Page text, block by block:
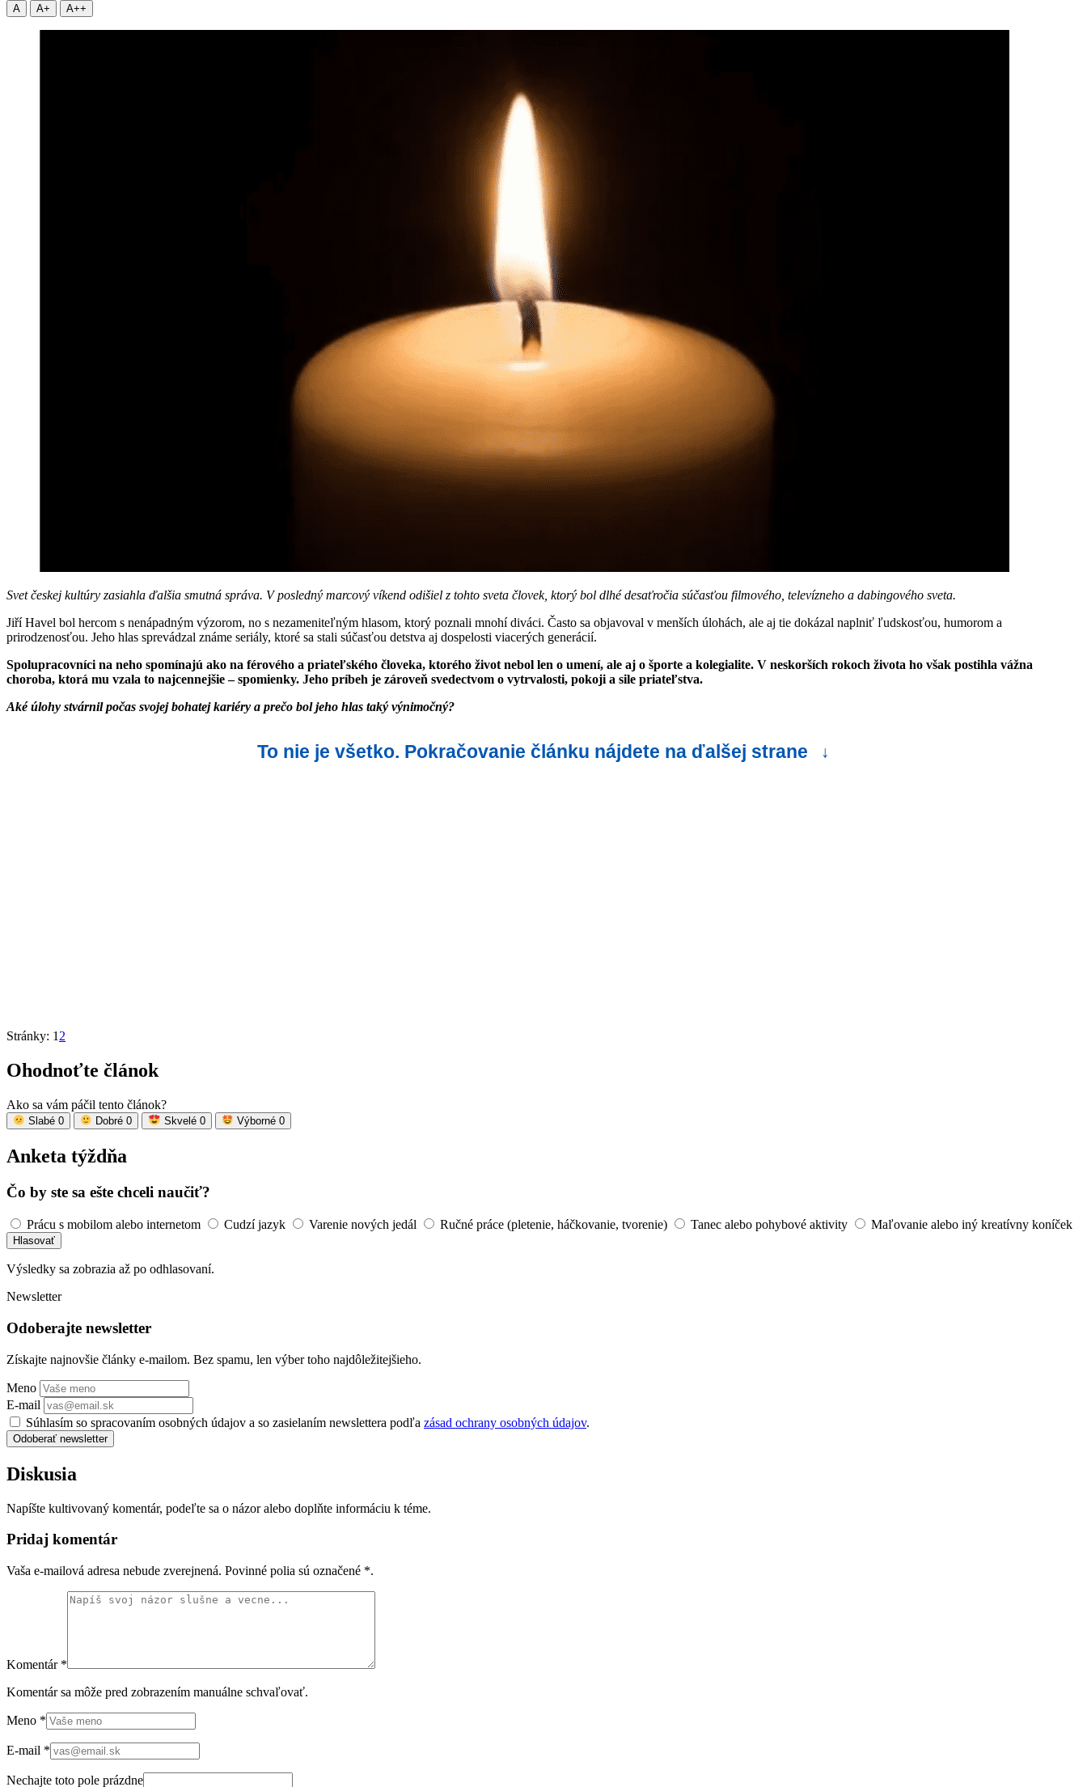
A A+ A++
Svet českej kultúry zasiahla ďalšia smutná správa. V posledný marcový víkend odišiel z tohto sveta človek, ktorý bol dlhé desaťročia súčasťou filmového, televízneho a dabingového sveta.
Jiří Havel bol hercom s nenápadným výzorom, no s nezameniteľným hlasom, ktorý poznali mnohí diváci. Často sa objavoval v menších úlohách, ale aj tie dokázal naplniť ľudskosťou, humorom a
prirodzenosťou. Jeho hlas sprevádzal známe seriály, ktoré sa stali súčasťou detstva aj dospelosti viacerých generácií.
Spolupracovníci na neho spomínajú ako na férového a priateľského človeka, ktorého život nebol len o umení, ale aj o športe a kolegialite. V neskorších rokoch života ho však postihla vážna
choroba, ktorá mu vzala to najcennejšie – spomienky. Jeho príbeh je zároveň svedectvom o vytrvalosti, pokoji a sile priateľstva.
Aké úlohy stvárnil počas svojej bohatej kariéry a prečo bol jeho hlas taký výnimočný?
To nie je všetko. Pokračovanie článku nájdete na ďalšej strane ↓
Stránky: 1 2
Ohodnoťte článok
Ako sa vám páčil tento článok?
Slabé 0 Dobré 0 Skvelé 0 Výborné 0
Anketa týždňa
Čo by ste sa ešte chceli naučiť?
Prácu s mobilom alebo internetom Cudzí jazyk Varenie nových jedál Ručné práce (pletenie, háčkovanie, tvorenie) Tanec alebo pohybové aktivity Maľovanie alebo iný kreatívny koníček
Hlasovať
Výsledky sa zobrazia až po odhlasovaní.
Newsletter
Odoberajte newsletter
Získajte najnovšie články e-mailom. Bez spamu, len výber toho najdôležitejšieho.
Meno
E-mail
Súhlasím so spracovaním osobných údajov a so zasielaním newslettera podľa zásad ochrany osobných údajov.
Odoberať newsletter
Diskusia
Napíšte kultivovaný komentár, podeľte sa o názor alebo doplňte informáciu k téme.
Pridaj komentár
Vaša e-mailová adresa nebude zverejnená. Povinné polia sú označené *.
Komentár *
Komentár sa môže pred zobrazením manuálne schvaľovať.
Meno *
E-mail *
Nechajte toto pole prázdne